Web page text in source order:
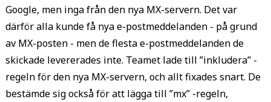
Google, men inga från den nya MX-servern. Det var
därför alla kunde få nya e-postmeddelanden - på grund
av MX-posten - men de flesta e-postmeddelanden de
skickade levererades inte. Teamet lade till ”inkludera” -
regeln för den nya MX-servern, och allt fixades snart. De
bestämde sig också för att lägga till ”mx” -regeln,